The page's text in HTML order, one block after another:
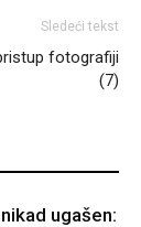
Sledeći tekst
fotografiji
(7)
ugašen: